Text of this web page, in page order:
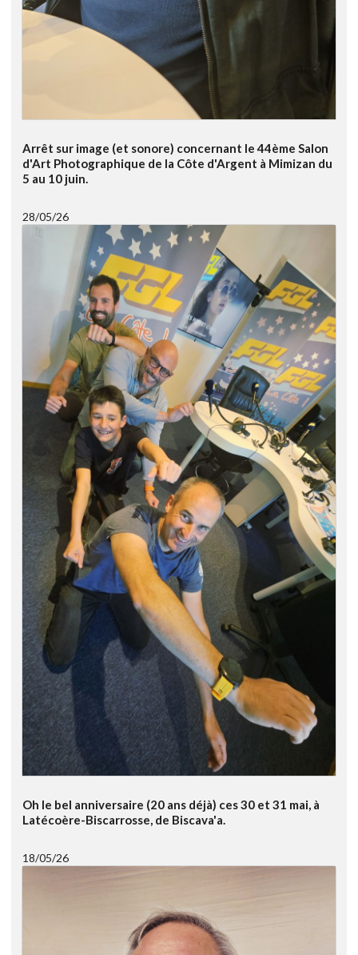
Arrêt sur image (et sonore) concernant le 44ème Salon
d'Art Photographique de la Côte d'Argent à Mimizan du
5 au 10 juin.
28/05/26
Oh le bel anniversaire (20 ans déjà) ces 30 et 31 mai, à
Latécoère-Biscarrosse, de Biscava'a.
18/05/26